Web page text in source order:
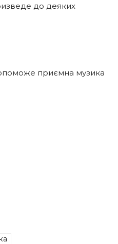
до деяких
приємна музика